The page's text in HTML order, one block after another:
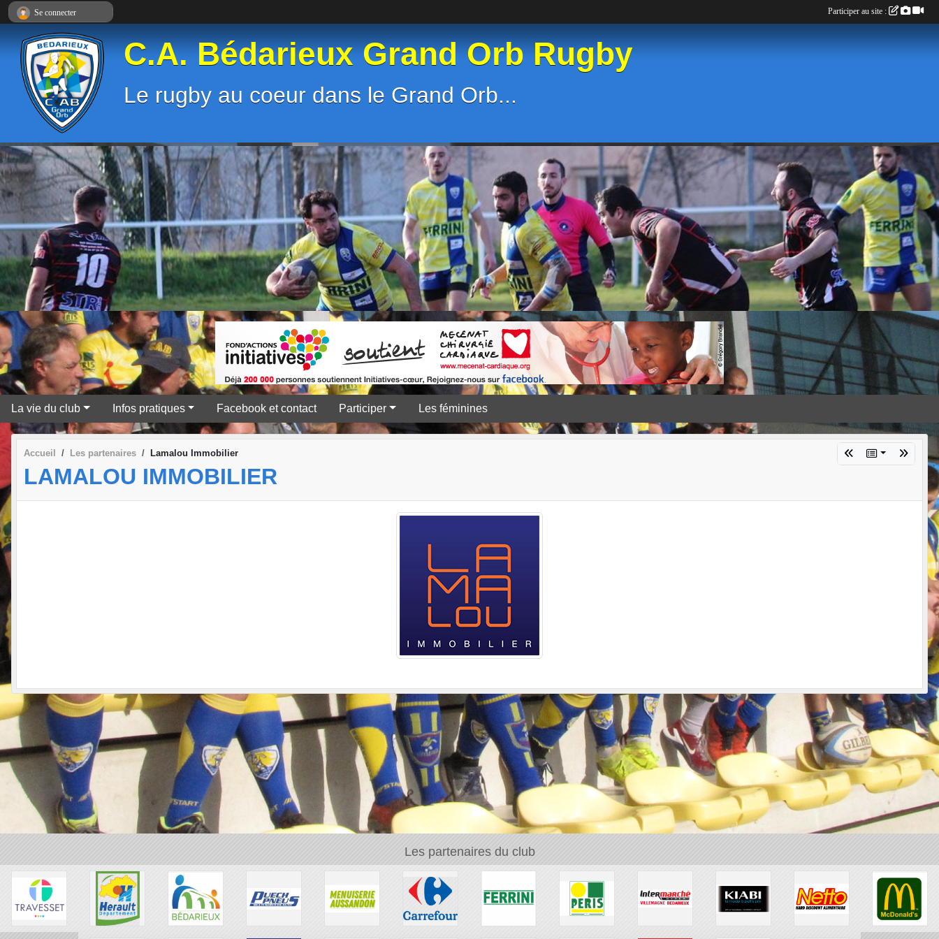
C.A. Bédarieux Grand Orb Rugby
Le rugby au coeur dans le Grand Orb...
La vie du club Infos pratiques Facebook et contact Participer Les féminines
Accueil Les partenaires Lamalou Immobilier
LAMALOU IMMOBILIER
Les partenaires du club
Se connecter Participer au site :
Panneau de gestion des cookies